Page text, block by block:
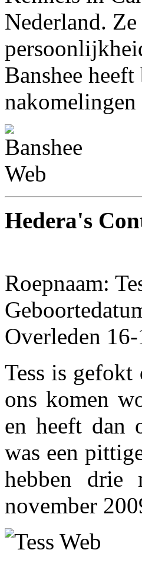
Nederland.
Banshee
Hedera's
Roepnaam:
Overleden
Tess is
ons komen
en heeft dan
was een
hebben drie
november